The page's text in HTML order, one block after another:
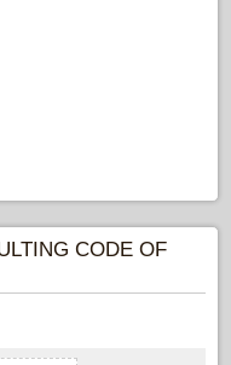
CODE OF